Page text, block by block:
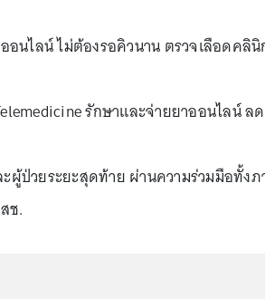
อนไลน์ ไม่ต้องรอคิวนาน ตรวจเลือดคลิ
รักษาและจ่ายยาออนไลน์ ลด
ผู้ป่วยระยะสุดท้าย ผ่านความร่วมมือทั้ง
ช.